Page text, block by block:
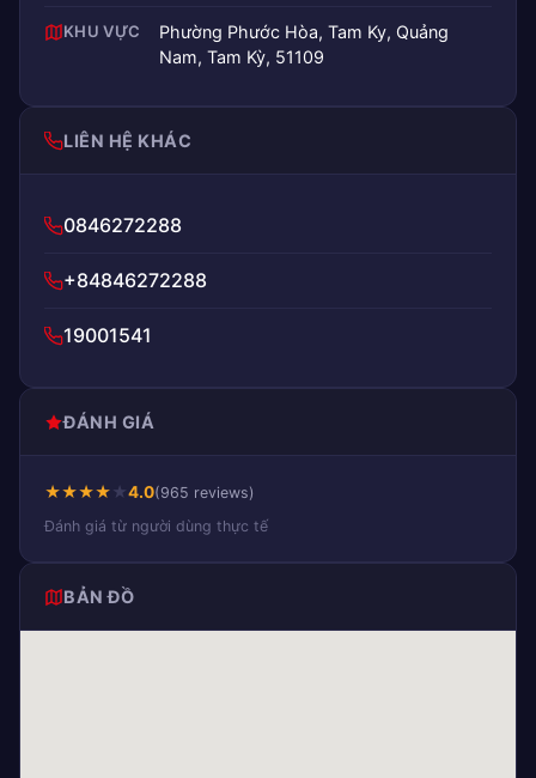
KHU VỰC
Phường Phước Hòa, Tam Ky, Quảng
Nam, Tam Kỳ, 51109
LIÊN HỆ KHÁC
0846272288
+84846272288
19001541
ĐÁNH GIÁ
★★★★★4.0(965 reviews)
Đánh giá từ người dùng thực tế
BẢN ĐỒ